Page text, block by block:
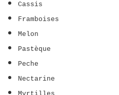
Cassis
Framboises
Melon
Pastèque
Peche
Nectarine